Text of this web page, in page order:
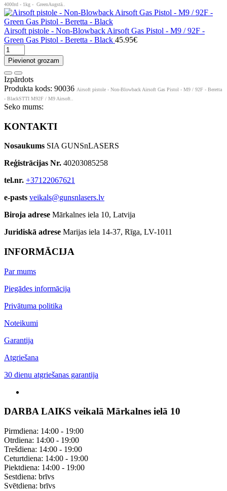
4000rd - 1kg - GreenAugstā..
Airsoft pistole - Non-Blowback Airsoft Gas Pistol - M9 / 92F -
Green Gas Pistol - Beretta - Black 45.95€
Pievienot grozam
Izpārdots
Produkta kods: 90036 Airsoft pistole - Non-Blowback Airsoft Gas Pistol - M9 / 92F - Beretta
- BlackSTTI M92F / M9 Airsoft..
Seko mums:
KONTAKTI
Nosaukums SIA GUNSnLASERS
Reģistrācijas Nr. 40203085258
tel.nr. +37122067621
e-pasts veikals@gunsnlasers.lv
Biroja adrese Mārkalnes iela 10, Latvija
Juridiskā adrese Marijas iela 14-37, Rīga, LV-1011
INFORMĀCIJA
Par mums
Piegādes informācija
Privātuma politika
Noteikumi
Garantija
Atgriešana
30 dienu atgriešanas garantija
DARBA LAIKS veikalā Mārkalnes ielā 10
Pirmdiena: 14:00 - 19:00
Otrdiena: 14:00 - 19:00
Trešdiena: 14:00 - 19:00
Ceturtdiena: 14:00 - 19:00
Piektdiena: 14:00 - 19:00
Sestdiena: brīvs
Svētdiena: brīvs